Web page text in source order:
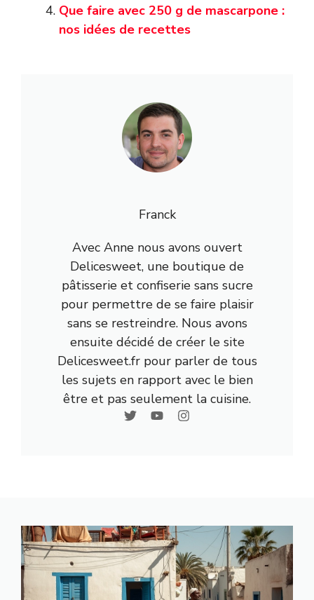
Que faire avec 250 g de mascarpone :
nos idées de recettes
Franck
Avec Anne nous avons ouvert
Delicesweet, une boutique de
pâtisserie et confiserie sans sucre
pour permettre de se faire plaisir
sans se restreindre. Nous avons
ensuite décidé de créer le site
Delicesweet.fr pour parler de tous
les sujets en rapport avec le bien
être et pas seulement la cuisine.